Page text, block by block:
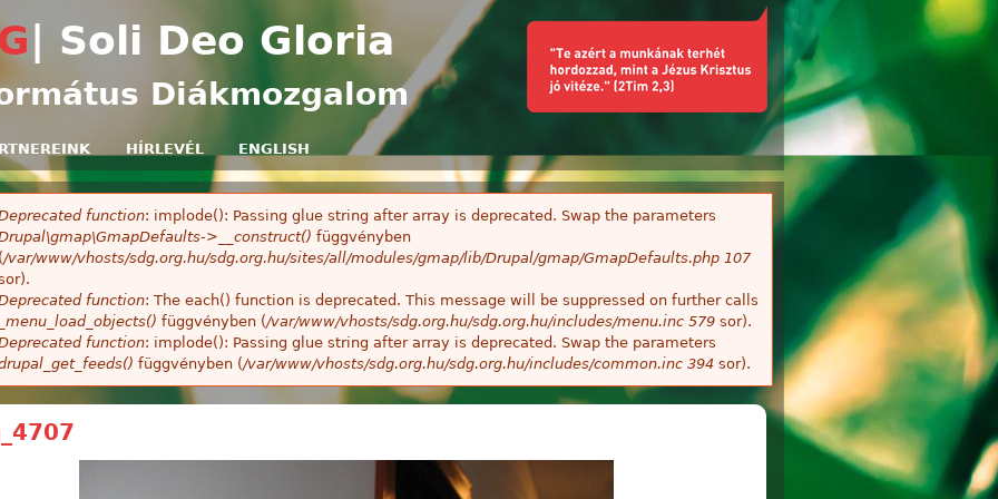
| Soli Deo Gloria
Diákmozgalom
HÍRLEVÉL ENGLISH
function: implode(): Passing glue string after array is deprecated. Swap the parameters
>__construct() függvényben
(/var/www/vhosts/sdg.org.hu/sdg.org.hu/sites/all/modules/gmap/lib/Drupal/gmap/GmapDefaults.php 107
function: The each() function is deprecated. This message will be suppressed on further calls
_menu_load_objects() függvényben (/var/www/vhosts/sdg.org.hu/sdg.org.hu/includes/menu.inc 579 sor).
function: implode(): Passing glue string after array is deprecated. Swap the parameters
függvényben (/var/www/vhosts/sdg.org.hu/sdg.org.hu/includes/common.inc 394 sor).